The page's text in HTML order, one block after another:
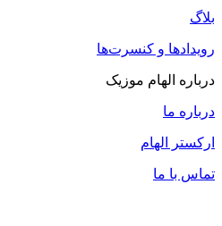
بلاگ
رویدادها و کنسرت‌ها
درباره الهام موزیک
درباره ما
ارکستر الهام
تماس با ما